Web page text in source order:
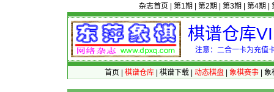
杂志首页 第1期 第2期 第3期 第4期
棋谱仓库
注意：二合一卡为充值
首页 棋谱仓库| 棋谱下载| 动态棋盘| 象棋赛事| 象